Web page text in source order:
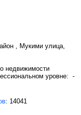
, Мукими улица,
недвижимости
уровне: -
: 14041